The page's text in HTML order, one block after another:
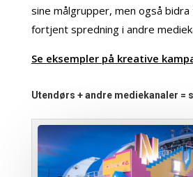
sine målgrupper, men også
fortjent spredning i andre
Se eksempler på kreative
Utendørs + andre mediekanaler =